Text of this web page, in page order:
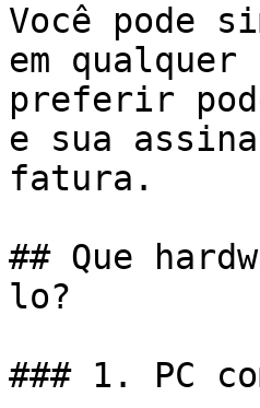
Você pode
em
preferir
e sua
fatura.
## Que
lo?
### 1. PC